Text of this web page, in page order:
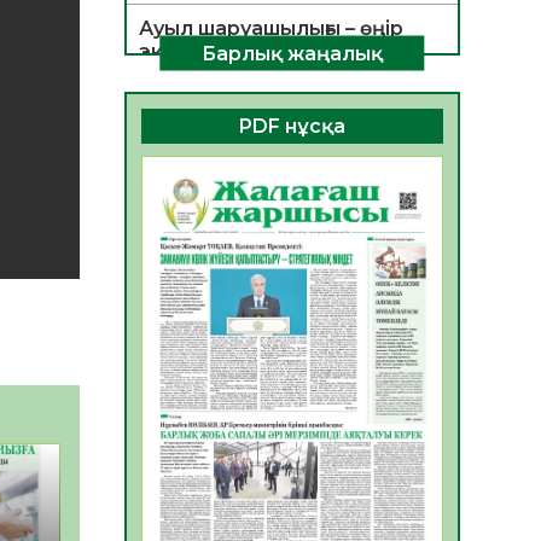
Ауыл шаруашылығы – өңір
экономикасының негізгі
тірегі
06.08.2026
38 0
ҚОҒАМДЫҚ БЕЛСЕНДІЛІК –
ЕЛ ДАМУЫНЫҢ НЕГІЗІ
06.08.2026
35
ҚҰРЫЛТАЙ САЙЛАУЫ –
БОЛАШАҚҚА БАСТАР
ЖАУАПТЫ ТАҢДАУ
06.08.2026
37
Инфекциялық ауруларға
қарсы иммундау
жұмыстарының тиімділігі
06.08.2026
39
Көкжөтел ауруы туралы
Барлық жаңалық
PDF нұсқа